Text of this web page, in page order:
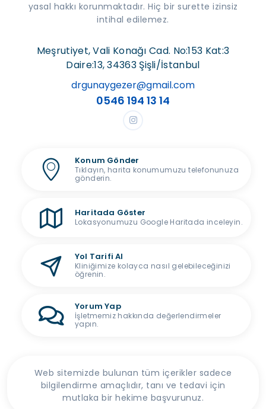
yasal hakkı korunmaktadır. Hiç bir surette izinsiz
intihal edilemez.
Meşrutiyet, Vali Konağı Cad. No:153 Kat:3
Daire:13, 34363 Şişli/İstanbul
drgunaygezer@gmail.com
0546 194 13 14
Konum Gönder
Tıklayın, harita konumumuzu telefonunuza
gönderin.
Haritada Göster
Lokasyonumuzu Google Haritada inceleyin.
Yol Tarifi Al
Kliniğimize kolayca nasıl gelebileceğinizi
öğrenin.
Yorum Yap
İşletmemiz hakkında değerlendirmeler
yapın.
Web sitemizde bulunan tüm içerikler sadece
bilgilendirme amaçlıdır, tanı ve tedavi için
mutlaka bir hekime başvurunuz.